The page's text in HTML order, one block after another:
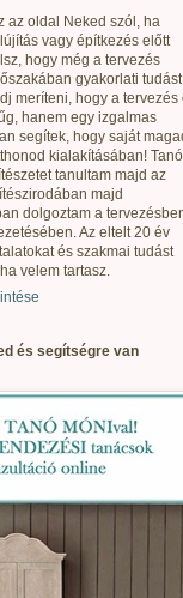
az oldal Neked szól, ha
vagy építkezés előtt
hogy még a tervezés
gyakorlati tudást
meríteni, hogy a tervezés
hanem egy izgalmas
segítek, hogy saját
kialakításában! Tanó
tanultam majd az
majd
dolgoztam a
Az eltelt 20 év
és szakmai tudást
velem tartasz.
és segítségre van